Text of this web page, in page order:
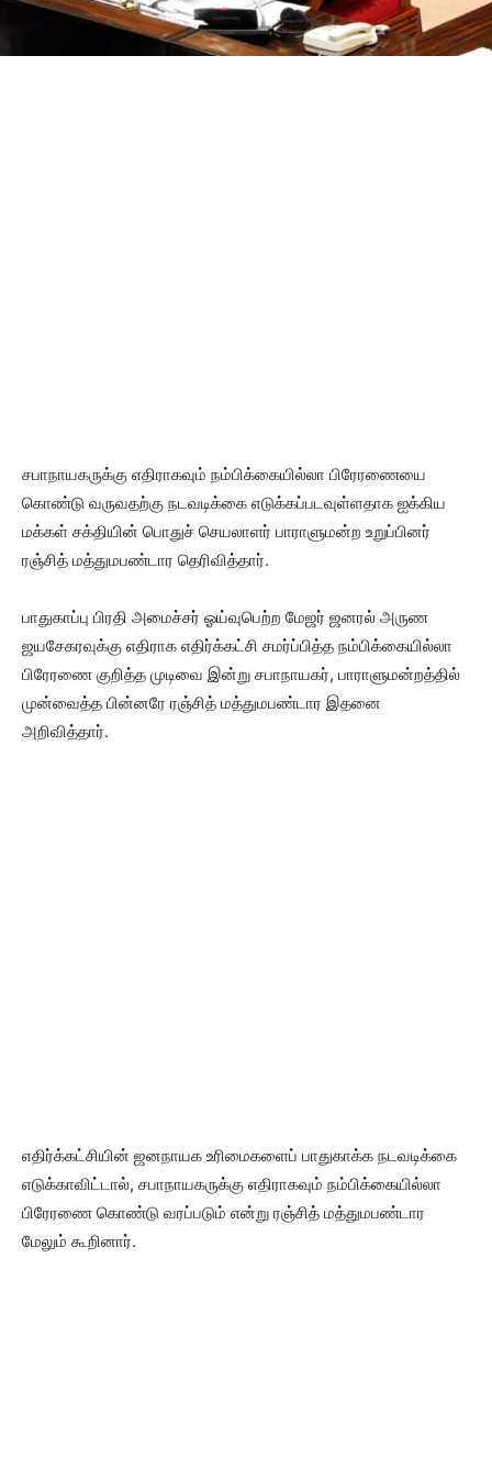
சபாநாயகருக்கு எதிராகவும் நம்பிக்கையில்லா பிரேரணையை
கொண்டு வருவதற்கு நடவடிக்கை எடுக்கப்படவுள்ளதாக ஐக்கிய
மக்கள் சக்தியின் பொதுச் செயலாளர் பாராளுமன்ற உறுப்பினர்
ரஞ்சித் மத்துமபண்டார தெரிவித்தார்.
பாதுகாப்பு பிரதி அமைச்சர் ஓய்வுபெற்ற மேஜர் ஜனரல் அருண
ஜயசேகரவுக்கு எதிராக எதிர்க்கட்சி சமர்ப்பித்த நம்பிக்கையில்லா
பிரேரணை குறித்த முடிவை இன்று சபாநாயகர், பாராளுமன்றத்தில்
முன்வைத்த பின்னரே ரஞ்சித் மத்துமபண்டார இதனை
அறிவித்தார்.
எதிர்க்கட்சியின் ஜனநாயக உரிமைகளைப் பாதுகாக்க நடவடிக்கை
எடுக்காவிட்டால், சபாநாயகருக்கு எதிராகவும் நம்பிக்கையில்லா
பிரேரணை கொண்டு வரப்படும் என்று ரஞ்சித் மத்துமபண்டார
மேலும் கூறினார்.